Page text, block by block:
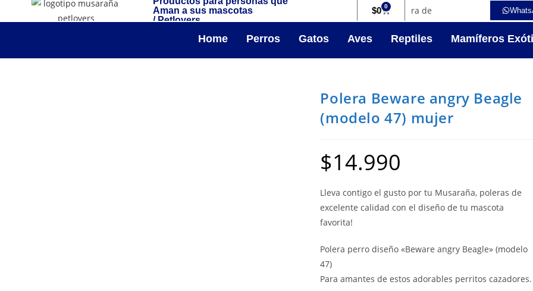
Aman a sus mascotas
/ Petlovers
$0 0
Home Perros Gatos Aves Reptiles Mamíferos
Polera Beware angry Beagle
(modelo 47) mujer
$14.990
Lleva contigo el gusto por tu Musaraña, poleras de
excelente calidad con el diseño de tu mascota
favorita!
Polera perro diseño «Beware angry Beagle» (modelo
47)
Para amantes de estos adorables perritos cazadores.